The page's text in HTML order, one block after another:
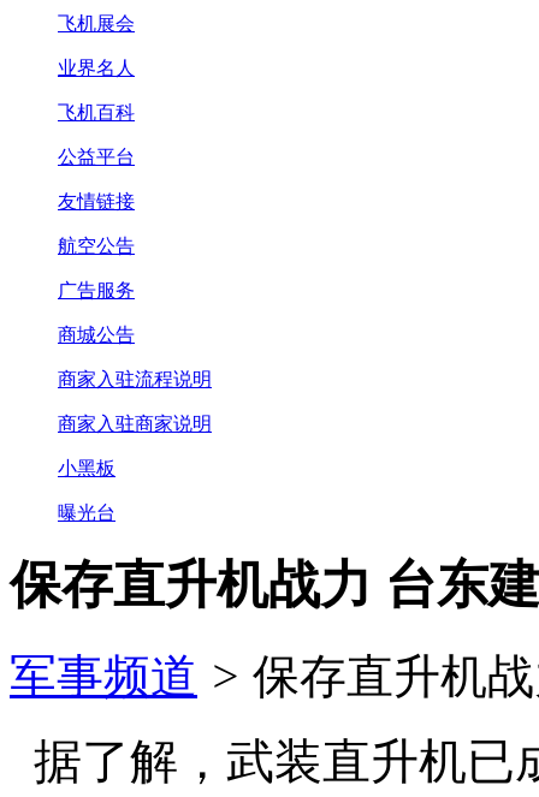
飞机展会
业界名人
飞机百科
公益平台
友情链接
航空公告
广告服务
商城公告
商家入驻流程说明
商家入驻商家说明
小黑板
曝光台
保存直升机战力 台东
军事频道 > 保存直升机
据了解，武装直升机已